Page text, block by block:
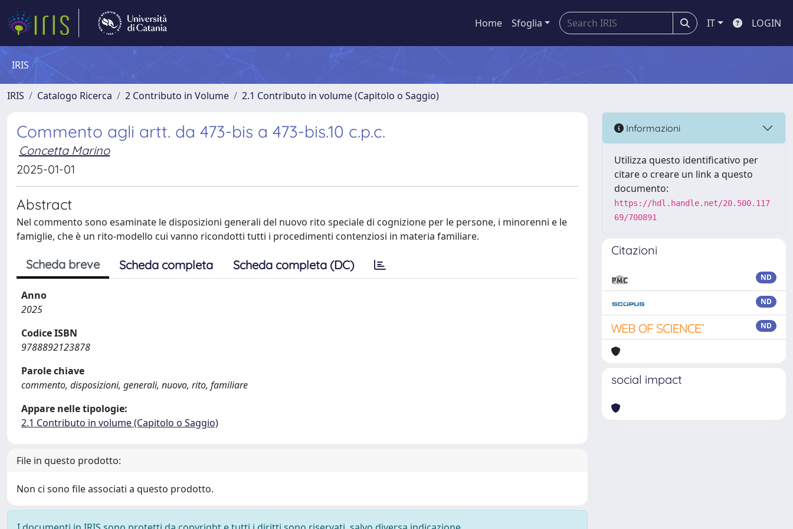
Home Sfoglia IT LOGIN
IRIS
IRIS Catalogo Ricerca 2 Contributo in Volume 2.1 Contributo in volume (Capitolo o Saggio)
Commento agli artt. da 473-bis a 473-bis.10 c.p.c.
Concetta Marino
2025-01-01
Abstract
Nel commento sono esaminate le disposizioni generali del nuovo rito speciale di cognizione per le persone, i minorenni e le
famiglie, che è un rito-modello cui vanno ricondotti tutti i procedimenti contenziosi in materia familiare.
Scheda breve Scheda completa Scheda completa (DC)
Anno
2025
Codice ISBN
9788892123878
Parole chiave
commento, disposizioni, generali, nuovo, rito, familiare
Appare nelle tipologie:
2.1 Contributo in volume (Capitolo o Saggio)
File in questo prodotto:
Non ci sono file associati a questo prodotto.
Informazioni
Utilizza questo identificativo per
citare o creare un link a questo
documento:
https://hdl.handle.net/20.500.117
69/700891
Citazioni
ND
ND
ND
social impact